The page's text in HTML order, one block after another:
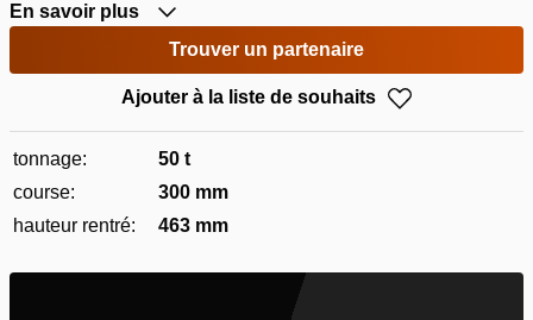
En savoir plus
Trouver un partenaire
Ajouter à la liste de souhaits
tonnage:
50 t
course:
300 mm
hauteur rentré:
463 mm